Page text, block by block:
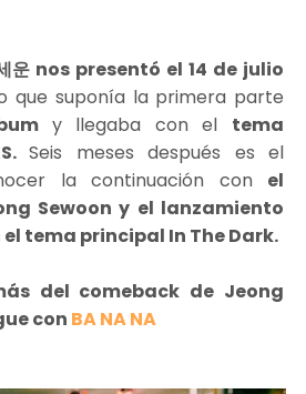
운 nos presentó el 14 de julio
que suponía la primera parte
y llegaba con el tema
Seis meses después es el
la continuación con el
Sewoon y el lanzamiento
el tema principal In The Dark.
del comeback de Jeong
con BA NA NA